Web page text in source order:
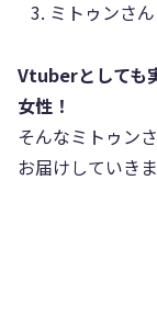
ミトゥンさ
Vtuberとしても
女性！
そんなミトゥン
お届けしていきま